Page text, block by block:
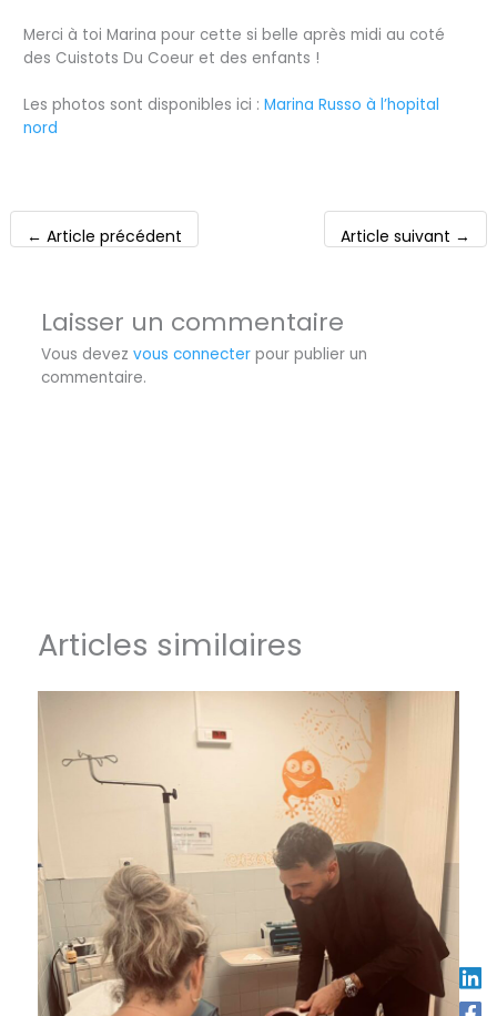
Merci à toi Marina pour cette si belle après midi au coté
des Cuistots Du Coeur et des enfants !
Les photos sont disponibles ici : Marina Russo à l’hopital
nord
← Article précédent Article suivant →
Laisser un commentaire
Vous devez vous connecterpour publier un
commentaire.
Articles similaires